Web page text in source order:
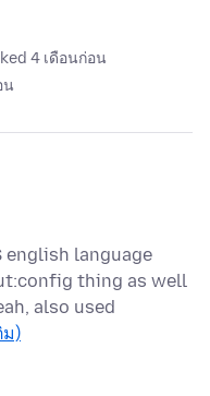
4 เดือนก่อน
น
english language
thing as well
also used
ม)